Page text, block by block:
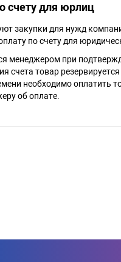
счету для юрлиц
закупки для нужд
по счету для
менеджером при
счета товар
необходимо оплатить
об оплате.